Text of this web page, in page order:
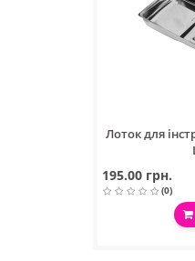
Лоток для
195.00 грн.
(0)